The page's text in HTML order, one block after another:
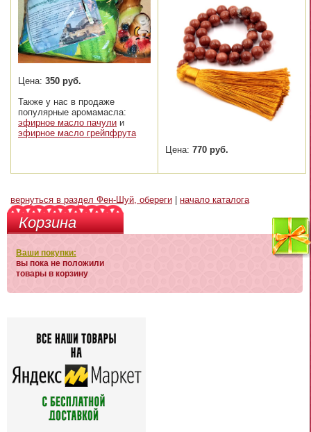
Цена: 350 руб.
Также у нас в продаже
популярные аромамасла:
эфирное масло пачули и
эфирное масло грейпфрута
Цена: 770 руб.
вернуться в раздел Фен-Шуй, обереги | начало каталога
Корзина
Ваши покупки:
вы пока не положили
товары в корзину